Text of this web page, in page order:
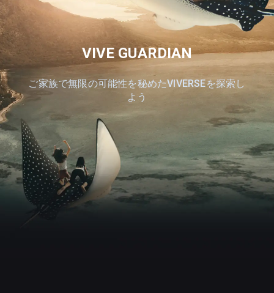
VIVE GUARDIAN
ご家族で無限の可能性を秘めたVIVERSEを探索し
よう